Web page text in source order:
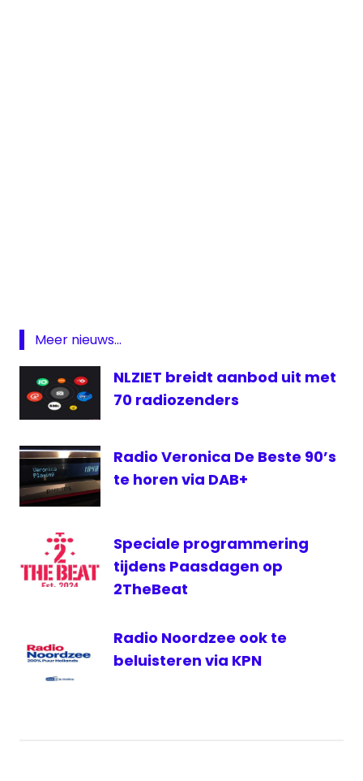
Radio
Radio
Bloemendaal
zendmast
Meer nieuws...
NLZIET breidt aanbod uit met
70 radiozenders
Radio Veronica De Beste 90’s
te horen via DAB+
Speciale programmering
tijdens Paasdagen op
2TheBeat
Radio Noordzee ook te
beluisteren via KPN